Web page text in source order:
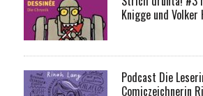
Knigge und Volker
Podcast Die
Comiczeichnerin